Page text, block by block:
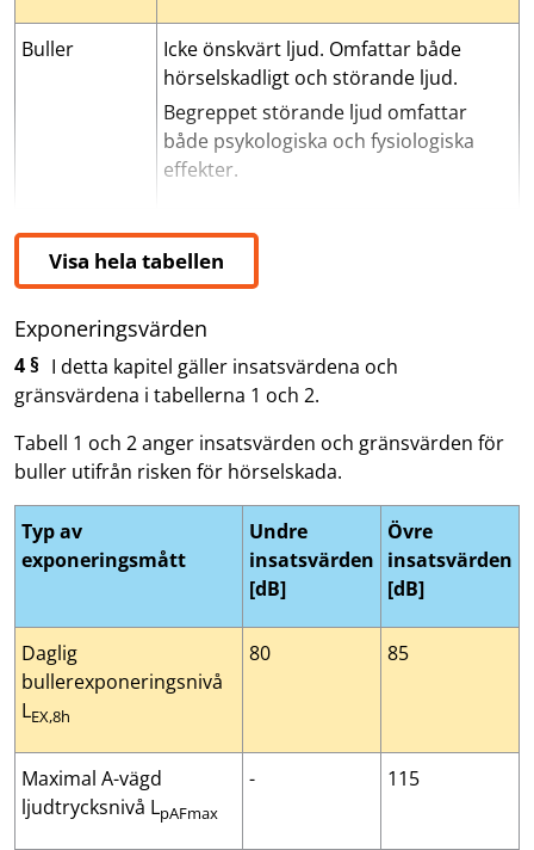
Buller
Icke önskvärt ljud. Omfattar både
hörselskadligt och störande ljud.
Begreppet störande ljud omfattar
både psykologiska och fysiologiska
effekter.
C-vägd ljudtrycksnivå, LpC
Daglig bullerexponeringsnivå, L
Ekvivalent A-vägd ljudtrycksnivå, L
Gränsvärde Värde som inte får överskridas.
Insatsvärde för buller Värde som innebär krav på
Ljudtrycksnivå, Lp Logaritmiskt mått på ljudets styrka
Maximal A-vägd ljudtrycksnivå, L
Ototoxiska ämnen Kemiska ämnen som vid inandning
Toppvärde, LpCpeak Maximal C-vägd momentan
Visa hela tabellen
Exponeringsvärden
4 § I detta kapitel gäller insatsvärdena och
gränsvärdena i tabellerna 1 och 2.
Tabell 1 och 2 anger insatsvärden och gränsvärden för
buller utifrån risken för hörselskada.
Typ av
exponeringsmått
Undre
insatsvärden
[dB]
Övre
insatsvärden
[dB]
Daglig
bullerexponeringsnivå
LEX,8h
80 85
Maximal A-vägd
ljudtrycksnivå LpAFmax
- 115